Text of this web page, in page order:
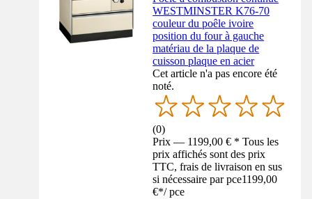
WESTMINSTER K76-70
couleur du poêle ivoire
position du four à gauche
matériau de la plaque de
cuisson plaque en acier
Cet article n'a pas encore été
noté.
(0)
Prix — 1199,00 € * Tous les
prix affichés sont des prix
TTC, frais de livraison en sus
si nécessaire par pce1199,00
€*/ pce